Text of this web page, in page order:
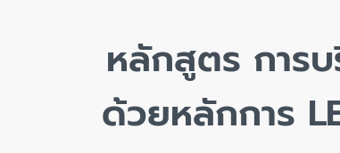
หลักสูตร การ
ด้วยหลักการ